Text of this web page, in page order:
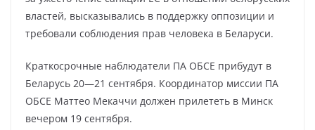
властей, высказывались в поддержку оппозиции и
требовали соблюдения прав человека в Беларуси.
Краткосрочные наблюдатели ПА ОБСЕ прибудут в
Беларусь 20—21 сентября. Координатор миссии ПА
ОБСЕ Маттео Мекаччи должен прилететь в Минск
вечером 19 сентября.